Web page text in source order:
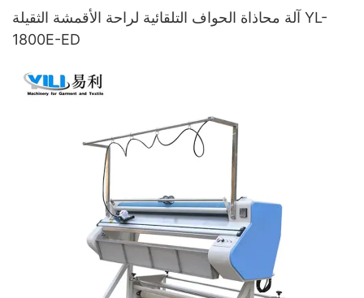
آلة محاذاة الحواف التلقائية لراحة الأقمشة الثقيلة YL-
1800E-ED